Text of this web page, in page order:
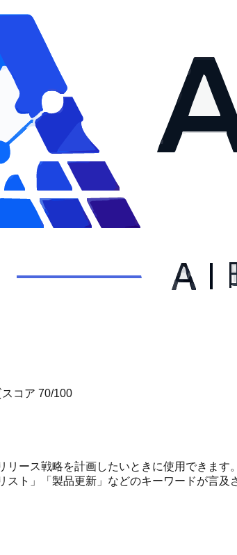
コア 70/100
リース戦略を計画したいときに使用できま
スト」「製品更新」などのキーワードが言